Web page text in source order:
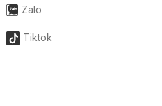
Zalo
Tiktok